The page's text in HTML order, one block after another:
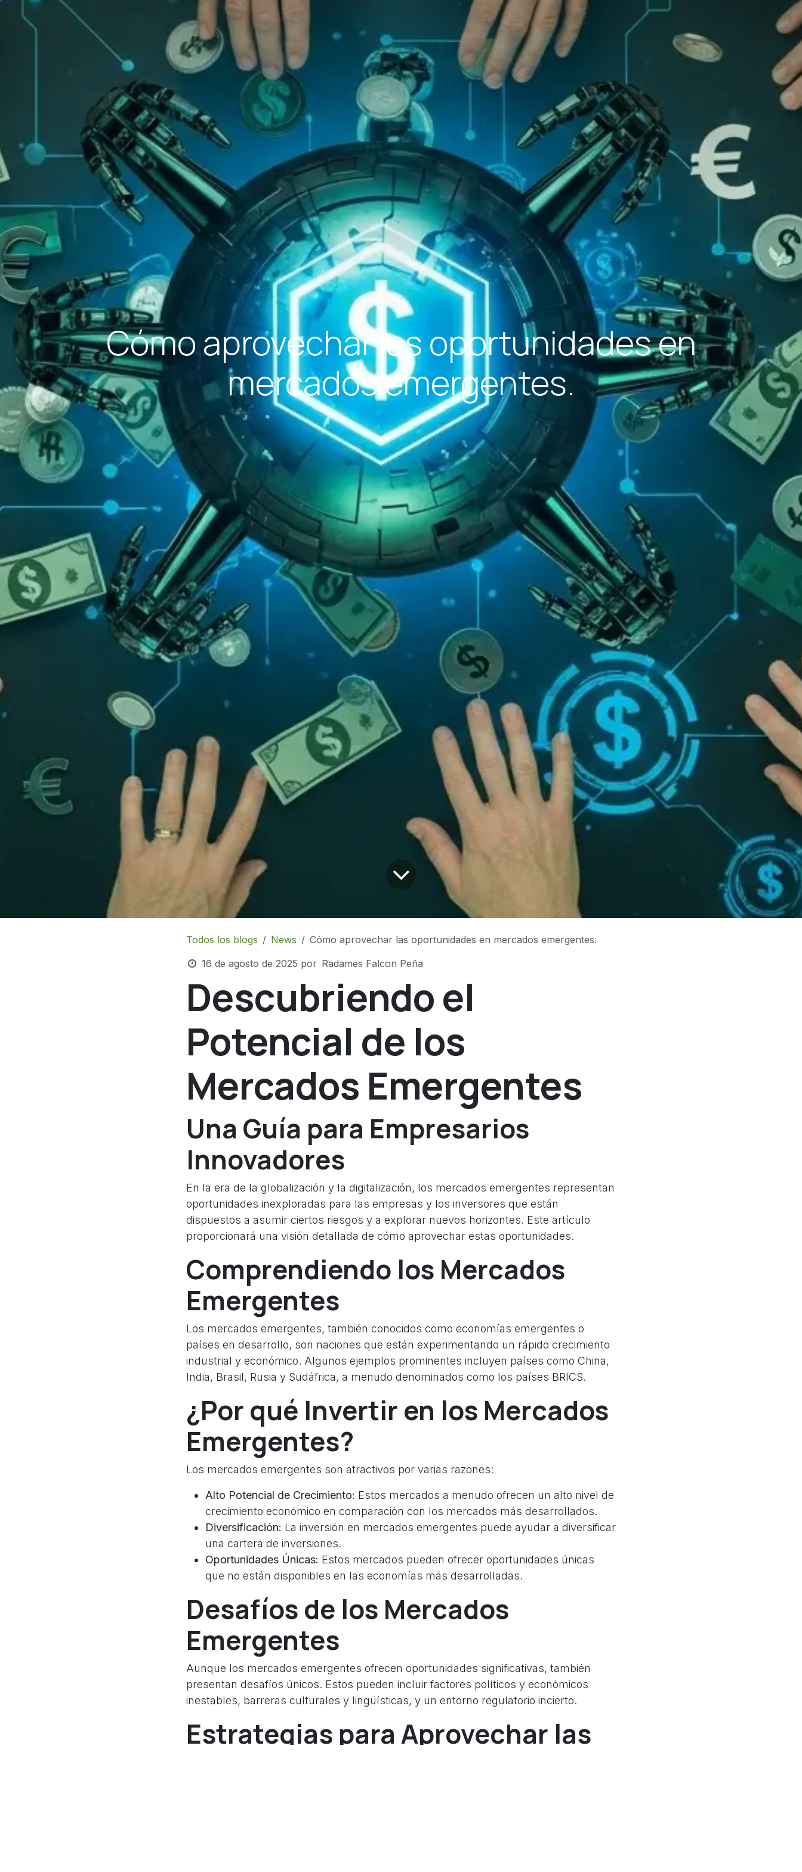
Cómo aprovechar las oportunidades en
mercados emergentes.
Todos los blogs News
Cómo aprovechar las oportunidades en mercados emergentes.
16 de agosto de 2025 por Radames Falcon Peña
Descubriendo el
Potencial de los
Mercados Emergentes
Una Guía para Empresarios
Innovadores
En la era de la globalización y la digitalización, los mercados emergentes representan
oportunidades inexploradas para las empresas y los inversores que están
dispuestos a asumir ciertos riesgos y a explorar nuevos horizontes. Este artículo
proporcionará una visión detallada de cómo aprovechar estas oportunidades.
Comprendiendo los Mercados
Emergentes
Los mercados emergentes, también conocidos como economías emergentes o
países en desarrollo, son naciones que están experimentando un rápido crecimiento
industrial y económico. Algunos ejemplos prominentes incluyen países como China,
India, Brasil, Rusia y Sudáfrica, a menudo denominados como los países BRICS.
¿Por qué Invertir en los Mercados
Emergentes?
Los mercados emergentes son atractivos por varias razones:
Alto Potencial de Crecimiento: Estos mercados a menudo ofrecen un alto nivel de
crecimiento económico en comparación con los mercados más desarrollados.
Diversificación: La inversión en mercados emergentes puede ayudar a diversificar
una cartera de inversiones.
Oportunidades Únicas: Estos mercados pueden ofrecer oportunidades únicas
que no están disponibles en las economías más desarrolladas.
Desafíos de los Mercados
Emergentes
Aunque los mercados emergentes ofrecen oportunidades significativas, también
presentan desafíos únicos. Estos pueden incluir factores políticos y económicos
inestables, barreras culturales y lingüísticas, y un entorno regulatorio incierto.
Estrategias para Aprovechar las